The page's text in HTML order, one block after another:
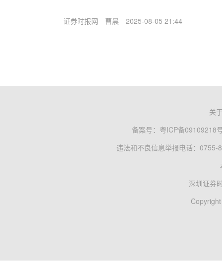
证券时报网 曹晨 2025-08-05 21:44
关
备案号： 粤ICP备09109218
违法和不良信息举报电话：0755-
深圳证券